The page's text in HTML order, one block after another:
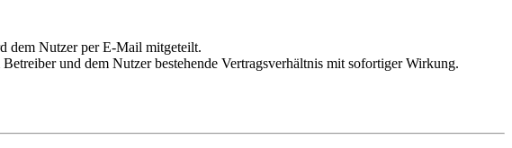
dem Nutzer per E-Mail mitgeteilt.
und dem Nutzer bestehende Vertragsverhältnis mit sofortiger Wirkung.